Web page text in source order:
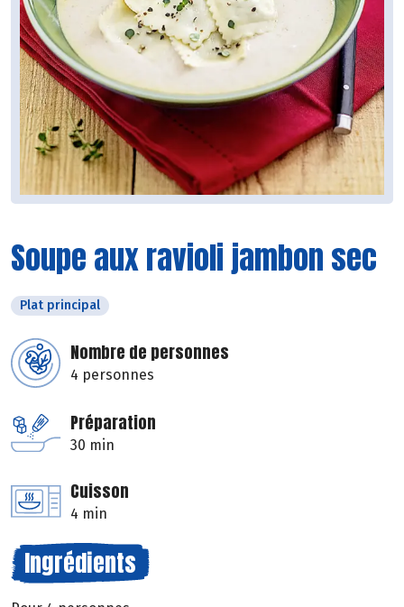
Soupe aux ravioli jambon sec
Plat principal
Nombre de personnes
4 personnes
Préparation
30 min
Cuisson
4 min
Ingrédients